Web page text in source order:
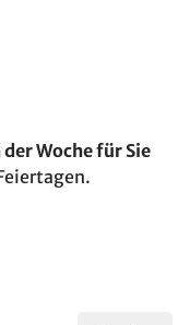
der Woche für Sie